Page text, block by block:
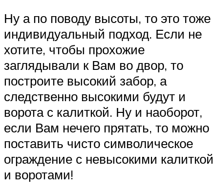
Ну а по поводу высоты, то это тоже
индивидуальный подход. Если не
хотите, чтобы прохожие
заглядывали к Вам во двор, то
построите высокий забор, а
следственно высокими будут и
ворота с калиткой. Ну и наоборот,
если Вам нечего прятать, то можно
поставить чисто символическое
ограждение с невысокими калиткой
и воротами!